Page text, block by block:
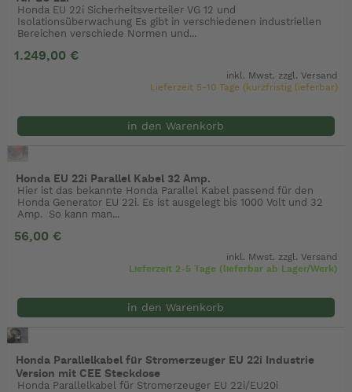
Honda EU 22i Sicherheitsverteiler VG 12 und
Isolationsüberwachung Es gibt in verschiedenen industriellen
Bereichen verschiede Normen und...
1.249,00 €
inkl. Mwst. zzgl.Versand
Lieferzeit 5-10 Tage (kurzfristig lieferbar)
in den Warenkorb
Honda EU 22i Parallel Kabel 32 Amp.
Hier ist das bekannte Honda Parallel Kabel passend für den
Honda Generator EU 22i. Es ist ausgelegt bis 1000 Volt und 32
Amp. So kann man...
56,00 €
inkl. Mwst. zzgl.Versand
Lieferzeit 2-5 Tage (lieferbar ab Lager/Werk)
in den Warenkorb
Honda Parallelkabel für Stromerzeuger EU 22i Industrie
Version mit CEE Steckdose
Honda Parallelkabel für Stromerzeuger EU 22i/EU20i